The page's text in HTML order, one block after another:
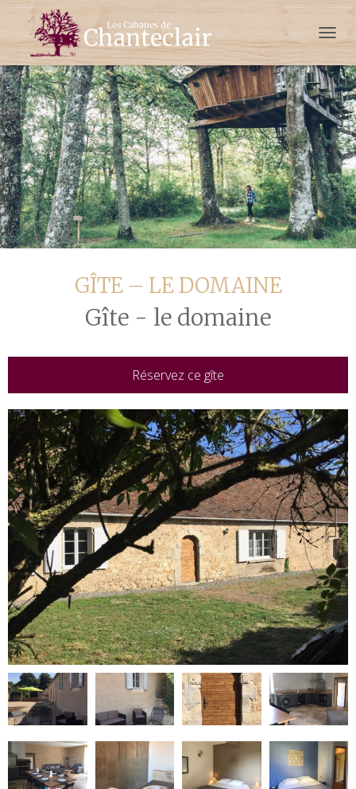
D
É
P
L
I
E
R
L
A
N
A
V
I
G
GÎTE – LE DOMAINE
Gîte - le domaine
Réservez ce gîte